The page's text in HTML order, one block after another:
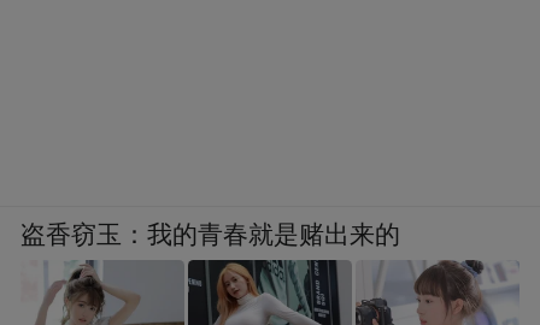
盗香窃玉：我的青春就是赌出来的